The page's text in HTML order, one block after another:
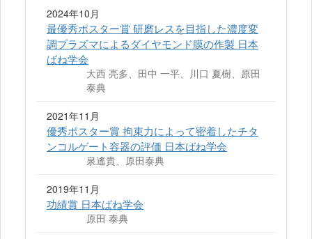
2024年10月
最優秀ポスター賞 研磨レスを目指した濃度変
調プラズマによるダイヤモンド膜の作製 日本
ばね学会
大西 亮多、田中 一平、川口 夏樹、原田
泰典
2021年11月
優秀ポスター賞 拘束力によって密着したチタ
ンコルゲート容器の評価 日本ばね学会
泉遙貴、原田泰典
2019年11月
功績賞 日本ばね学会
原田 泰典